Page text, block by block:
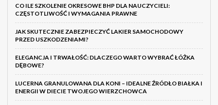
CO ILE SZKOLENIE OKRESOWE BHP DLA NAUCZYCIELI:
CZĘSTOTLIWOŚĆ I WYMAGANIA PRAWNE
JAK SKUTECZNIE ZABEZPIECZYĆ LAKIER SAMOCHODOWY
PRZED USZKODZENIAMI?
ELEGANCJA I TRWAŁOŚĆ: DLACZEGO WARTO WYBRAĆ ŁÓŻKA
DĘBOWE?
LUCERNA GRANULOWANA DLA KONI – IDEALNE ŹRÓDŁO BIAŁKA I
ENERGII W DIECIE TWOJEGO WIERZCHOWCA